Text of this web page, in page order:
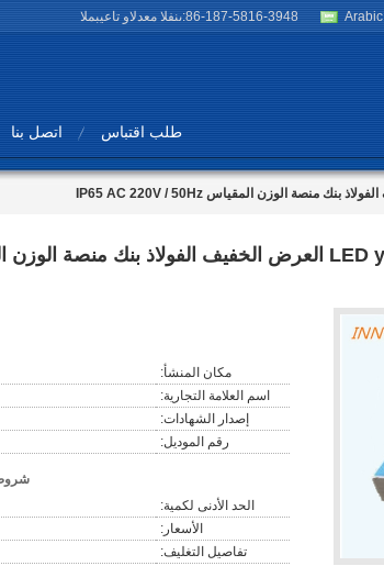
المبيعات والدعم الفنى:86-187-5816-3948 Arabic
اتصل بنا طلب اقتباس
مكان المنشأ:
اسم العلامة التجارية:
إصدار الشهادات:
رقم الموديل:
الحد الأدنى لكمية:
الأسعار:
تفاصيل التغليف: